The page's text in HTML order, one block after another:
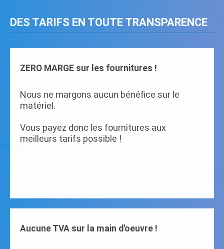
DES TARIFS EN TOUTE TRANSPARENCE
ZERO MARGE sur les fournitures !
Nous ne margons aucun bénéfice sur le
matériel.
Vous payez donc les fournitures aux
meilleurs tarifs possible !
Aucune TVA sur la main d'oeuvre !